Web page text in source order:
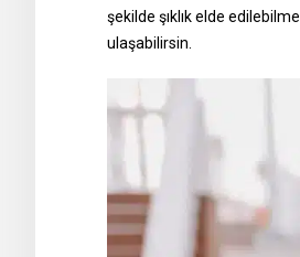
şekilde şıklık elde
ulaşabilirsin.